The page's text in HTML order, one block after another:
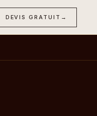
DEVIS GRATUIT →